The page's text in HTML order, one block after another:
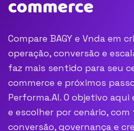
commerce
Compare BAGY e Vnda em
operação, conversão e
faz mais sentido para seu
commerce e próximos
Performa.AI. O objetivo
e escolher por cenário, com
conversão, governança e